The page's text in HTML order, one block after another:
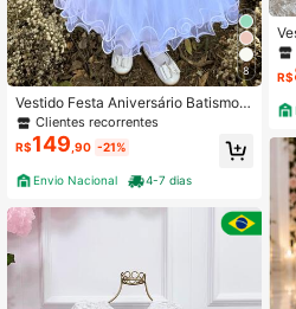
8
Vestido Festa Aniversário Batismo B
atizado Casamento Rodado Luxo
C/Brilho Branco - P.M.G.1.2.3
Clientes recorrentes
R$149 ,90 -21%
Envio Nacional 4-7 dias
-
R$